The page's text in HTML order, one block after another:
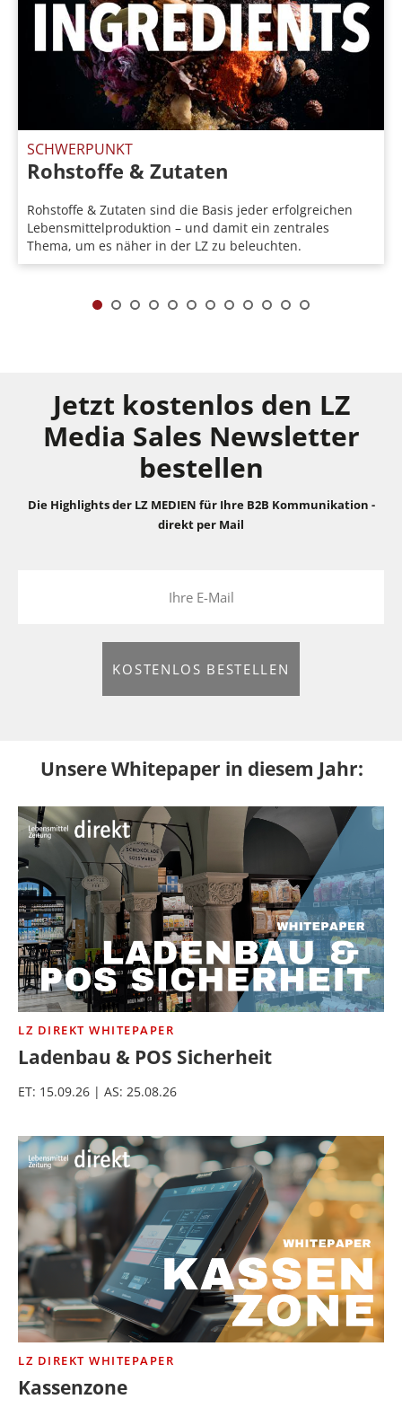
SCHWERPUNKT
Rohstoffe & Zutaten
Rohstoffe & Zutaten sind die Basis jeder erfolgreichen
Lebensmittelproduktion – und damit ein zentrales
Thema, um es näher in der LZ zu beleuchten.
Jetzt kostenlos den LZ
Media Sales Newsletter
bestellen
Die Highlights der LZ MEDIEN für Ihre B2B Kommunikation -
direkt per Mail
KOSTENLOS BESTELLEN
Unsere Whitepaper in diesem Jahr:
LZ DIREKT WHITEPAPER
Ladenbau & POS Sicherheit
ET: 15.09.26 | AS: 25.08.26
LZ DIREKT WHITEPAPER
Kassenzone